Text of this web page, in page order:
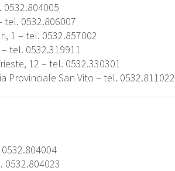
0532.804005
tel. 0532.806007
1 – tel. 0532.857002
tel. 0532.319911
12 – tel. 0532.330301
Provinciale San Vito – tel. 0532.811022
0532.804023